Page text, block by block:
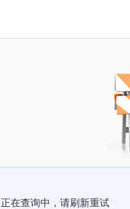
正在查询中，请刷新重试